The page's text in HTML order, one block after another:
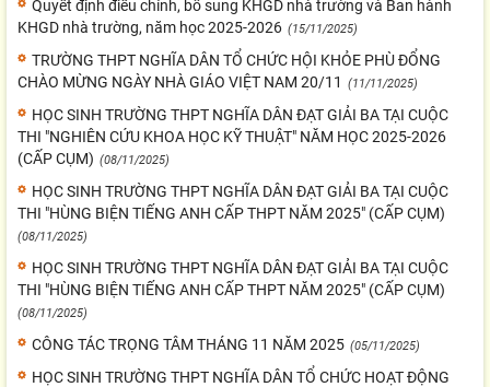
Quyết định điều chỉnh, bổ sung KHGD nhà trường và Ban hành
KHGD nhà trường, năm học 2025-2026 (15/11/2025)
TRƯỜNG THPT NGHĨA DÂN TỔ CHỨC HỘI KHỎE PHÙ ĐỔNG
CHÀO MỪNG NGÀY NHÀ GIÁO VIỆT NAM 20/11
(11/11/2025)
HỌC SINH TRƯỜNG THPT NGHĨA DÂN ĐẠT GIẢI BA TẠI CUỘC
THI "NGHIÊN CỨU KHOA HỌC KỸ THUẬT" NĂM HỌC 2025-2026
(CẤP CỤM) (08/11/2025)
HỌC SINH TRƯỜNG THPT NGHĨA DÂN ĐẠT GIẢI BA TẠI CUỘC
THI "HÙNG BIỆN TIẾNG ANH CẤP THPT NĂM 2025" (CẤP CỤM)
(08/11/2025)
HỌC SINH TRƯỜNG THPT NGHĨA DÂN ĐẠT GIẢI BA TẠI CUỘC
THI "HÙNG BIỆN TIẾNG ANH CẤP THPT NĂM 2025" (CẤP CỤM)
(08/11/2025)
CÔNG TÁC TRỌNG TÂM THÁNG 11 NĂM 2025 (05/11/2025)
HỌC SINH TRƯỜNG THPT NGHĨA DÂN TỔ CHỨC HOẠT ĐỘNG